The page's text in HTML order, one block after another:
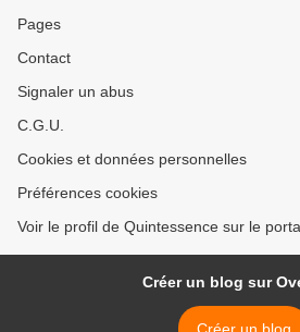
Pages
Contact
Signaler un abus
C.G.U.
Cookies et données personnelles
Préférences cookies
Voir le profil de Quintessence sur le
Créer un blog sur